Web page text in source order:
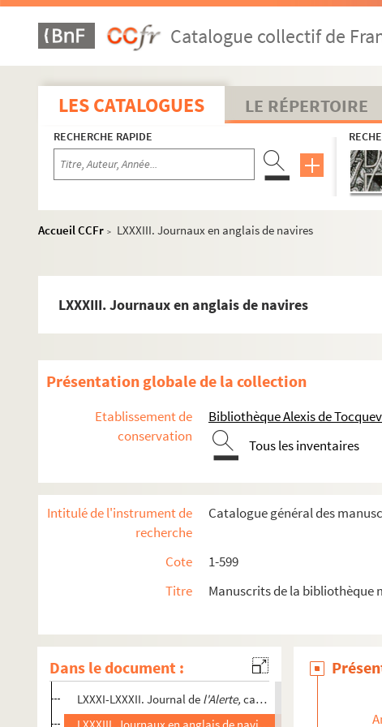
Catalogue collectif de
LES CATALOGUES LE RÉPERTOIRE
RECHERCHE RAPIDE
Accueil CCFr >
LXXXIII. Journaux en anglais de navires
LXXXIII. Journaux en anglais de navires
Présentation globale de la collection
Etablissement de
conservation
Bibliothèque Alexis de
Tous les inventaires
Intitulé de l'instrument de
recherche
Catalogue général des
Cote
1-599
Titre
Manuscrits de la bibliothèque
Dans le document :
XXXVII-XXXIX. Mémoires, lettres et ordres relatifs aux
XL-XLI. Documents relatifs à l'Inde
XLII. « Correspondance de l'adjudant-commandant Binot
XLIII. « Journal historique commencé le 16 avril 1809 »
XLIV. Iles de France et de la Réunion
XLV. Documents divers sur l'ile Bonaparte (la Réunion), de
XLVI-XLVIII. Finances de la colonie de l'île de France. —
XLIX. Arrêtés du capitaine général des établissements
LIV-LVI. Pièces diverses relatives à la prise de l'île de France
LX. Diverses lettres adressées par des Anglais à leurs
LXIX. Correspondance avec le préfet colonial, 1808
LXX. « Correspondencia... entre o governador de Macao e o
LXXII. Correspondance, avec pièces à l'appui, du colonel
LXXIII. Pièces relatives à l'île de France et à l'île Bonaparte,
LXXVI. Correspondance avec les autorités étrangères et les
LXXVIII-LXXIX. Instructions, pièces diverses, lettres de
LXXX. « A journal of the proceedings of m
Iris
LXXXI-LXXXII. Journal de l'Alerte, capitaines Bennett et